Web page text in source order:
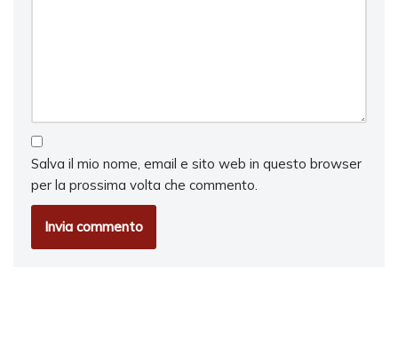
Salva il mio nome, email e sito web in questo browser
per la prossima volta che commento.